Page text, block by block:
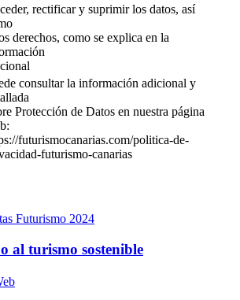
rectificar y suprimir los datos, así
derechos, como se explica en la
consultar la información adicional y
Protección de Datos en nuestra página
futurismocanarias.com/politica-de-
futurismo-canarias
Futurismo 2024
al turismo sostenible